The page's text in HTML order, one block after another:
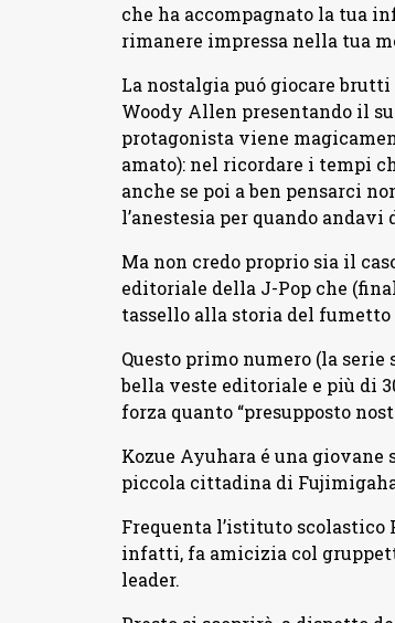
che ha accompagnato la tua
rimanere impressa nella tua
La nostalgia puó giocare
Woody Allen presentando il
protagonista viene
amato): nel ricordare i tempi
anche se poi a ben pensarci
l’anestesia per quando
Ma non credo proprio sia il
editoriale della J-Pop che
tassello alla storia del fumetto
Questo primo numero (la
bella veste editoriale e più di
forza quanto “presupposto
Kozue Ayuhara é una
piccola cittadina di
Frequenta l’istituto scolastico
infatti, fa amicizia col
leader.